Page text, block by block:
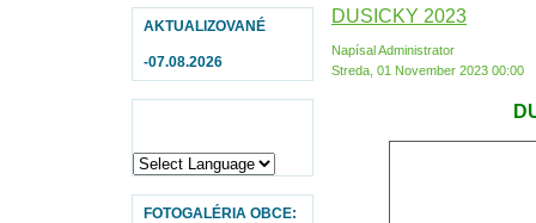
AKTUALIZOVANÉ
-07.08.2026
FOTOGALÉRIA OBCE:
DUŠIČKY 2023
Napísal Administrator
Streda, 01 November 2023 00:00